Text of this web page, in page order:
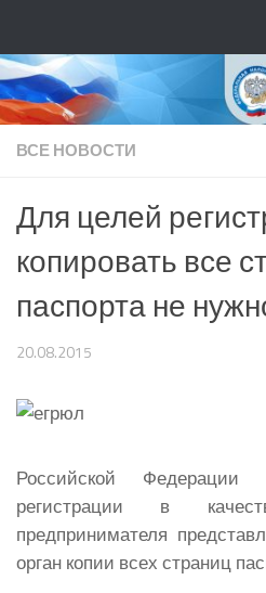
ВСЕ НОВОСТИ
Для целей
копировать все
паспорта не
20.08.2015
Российской Федерации
регистрации в
предпринимателя
орган копии всех страниц